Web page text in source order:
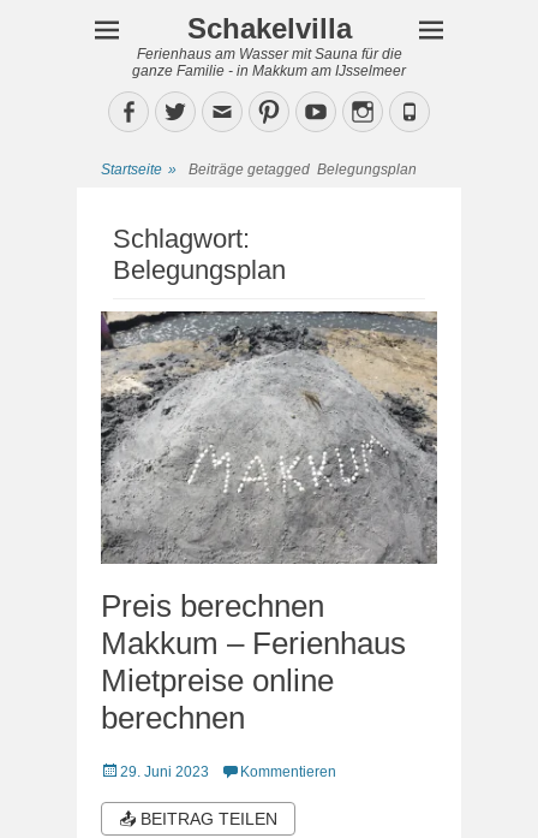
Schakelvilla
Ferienhaus am Wasser mit Sauna für die
ganze Familie - in Makkum am IJsselmeer
Facebook
TwitterEmailPinterestYouTubeInstagram
Phone
Startseite » Beiträge getagged Belegungsplan
Schlagwort:
Belegungsplan
Preis berechnen
Makkum – Ferienhaus
Mietpreise online
berechnen
Veröffentlicht
29. Juni 2023 Kommentieren
📤 BEITRAG TEILEN